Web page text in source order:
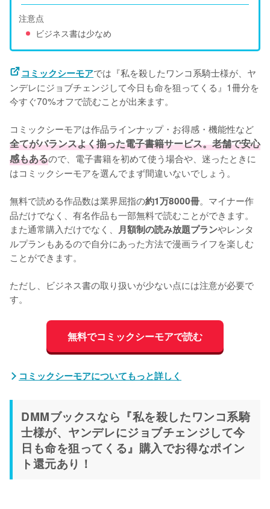
注意点
ビジネス書は少なめ
コミックシーモアでは『私を殺したワンコ系騎士様が、ヤ
ンデレにジョブチェンジして今日も命を狙ってくる』1冊分を
今すぐ70%オフで読むことが出来ます。
コミックシーモアは作品ラインナップ・お得感・機能性など
全てがバランスよく揃った電子書籍サービス。老舗で安心
感もあるので、電子書籍を初めて使う場合や、迷ったときに
はコミックシーモアを選んでまず間違いないでしょう。
無料で読める作品数は業界屈指の約1万8000冊。マイナー作
品だけでなく、有名作品も一部無料で読むことができます。
また通常購入だけでなく、 月額制の読み放題プランやレンタ
ルプランもあるので自分にあった方法で漫画ライフを楽しむ
ことができます。
ただし、ビジネス書の取り扱いが少ない点には注意が必要で
す。
無料でコミックシーモアで読む
コミックシーモアについてもっと詳しく
DMMブックスなら『私を殺したワンコ系騎
士様が、ヤンデレにジョブチェンジして今
日も命を狙ってくる』購入でお得なポイン
ト還元あり！